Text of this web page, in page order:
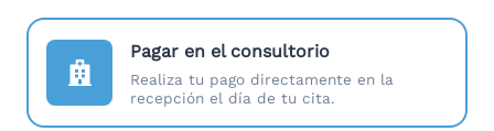
Pagar en el consultorio
Realiza tu pago directamente en la
recepción el día de tu cita.